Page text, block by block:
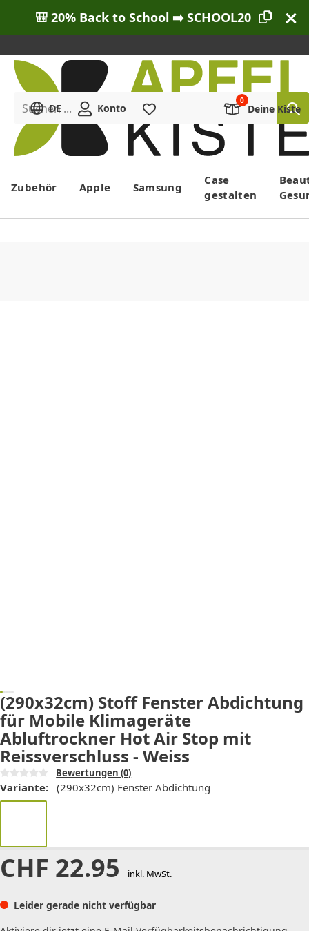
🎒 20% Back to School ➡️SCHOOL20
Menü
Suchen ...
DE Konto Deine Kiste
Zubehör Apple Samsung
Case
gestalten
(290x32cm) Stoff Fenster Abdichtung
für Mobile Klimageräte
Abluftrockner Hot Air Stop mit
Reissverschluss - Weiss
Bewertungen (0)
Variante: (290x32cm) Fenster Abdichtung
CHF 22.95 inkl. MwSt.
Leider gerade nicht verfügbar